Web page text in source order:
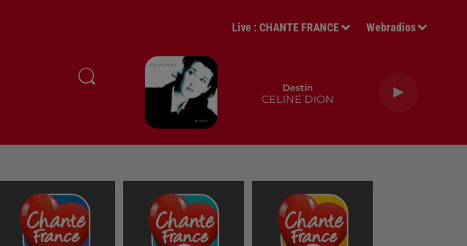
Live :CHANTE FRANCE Webradios
Destin
CELINE DION